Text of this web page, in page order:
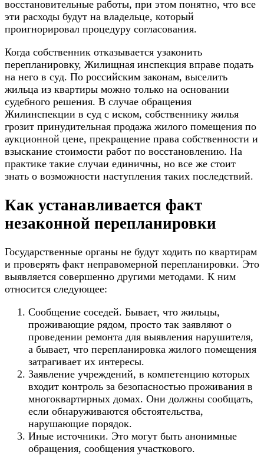
восстановительные работы, при этом понятно, что все
эти расходы будут на владельце, который
проигнорировал процедуру согласования.
Когда собственник отказывается узаконить
перепланировку, Жилищная инспекция вправе подать
на него в суд. По российским законам, выселить
жильца из квартиры можно только на основании
судебного решения. В случае обращения
Жилинспекции в суд с иском, собственнику жилья
грозит принудительная продажа жилого помещения по
аукционной цене, прекращение права собственности и
взыскание стоимости работ по восстановлению. На
практике такие случаи единичны, но все же стоит
знать о возможности наступления таких последствий.
Как устанавливается факт
незаконной перепланировки
Государственные органы не будут ходить по квартирам
и проверять факт неправомерной перепланировки. Это
выявляется совершенно другими методами. К ним
относится следующее:
Сообщение соседей. Бывает, что жильцы,
проживающие рядом, просто так заявляют о
проведении ремонта для выявления нарушителя,
а бывает, что перепланировка жилого помещения
затрагивает их интересы.
Заявление учреждений, в компетенцию которых
входит контроль за безопасностью проживания в
многоквартирных домах. Они должны сообщать,
если обнаруживаются обстоятельства,
нарушающие порядок.
Иные источники. Это могут быть анонимные
обращения, сообщения участкового.